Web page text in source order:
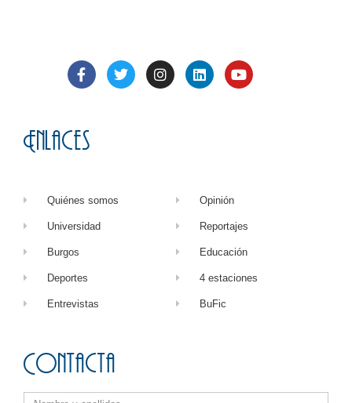
Enlaces
Quiénes somos
Universidad
Burgos
Deportes
Entrevistas
Opinión
Reportajes
Educación
4 estaciones
BuFic
Contacta